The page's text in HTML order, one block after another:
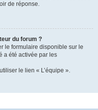
de réponse.
du forum ?
le formulaire disponible sur le
a été activée par les
le lien « L’équipe ».